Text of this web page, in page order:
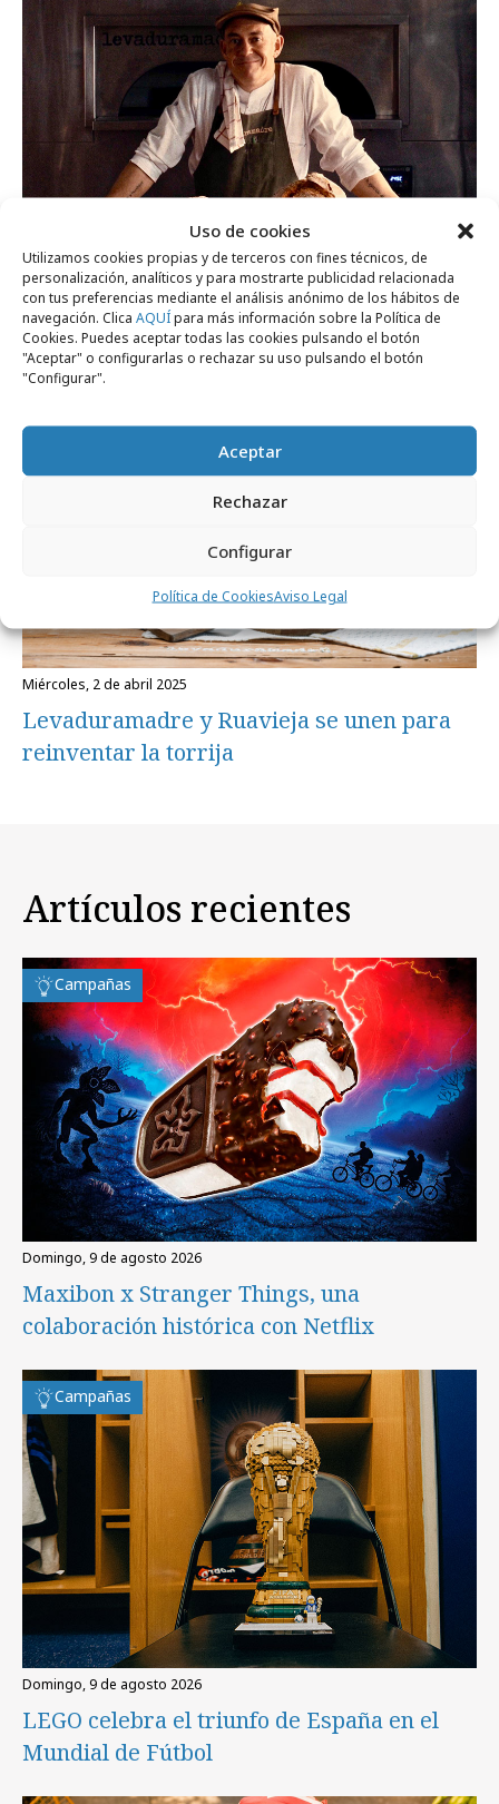
Uso de cookies
Utilizamos cookies propias y de terceros con fines técnicos, de
personalización, analíticos y para mostrarte publicidad relacionada
con tus preferencias mediante el análisis anónimo de los hábitos de
navegación. Clica AQUÍpara más información sobre la Política de
Cookies. Puedes aceptar todas las cookies pulsando el botón
"Aceptar" o configurarlas o rechazar su uso pulsando el botón
"Configurar".
Aceptar
Rechazar
Configurar
Política de CookiesAviso Legal
lunes, 3 de noviembre 2025
Levaduramadre y el poder evocador del
pan
Campañas
miércoles, 2 de abril 2025
Levaduramadre y Ruavieja se unen para
reinventar la torrija
Artículos recientes
Campañas
domingo, 9 de agosto 2026
Maxibon x Stranger Things, una
colaboración histórica con Netflix
Campañas
domingo, 9 de agosto 2026
LEGO celebra el triunfo de España en el
Mundial de Fútbol